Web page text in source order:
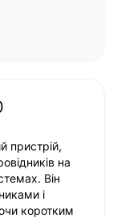
пристрій,
на
Він
і
коротким